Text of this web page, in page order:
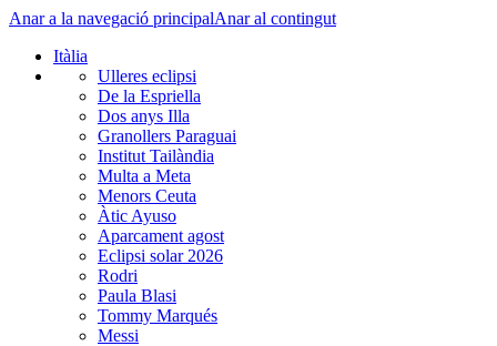
Anar a la navegació principalAnar al contingut
Itàlia
Ulleres eclipsi
De la Espriella
Dos anys Illa
Granollers Paraguai
Institut Tailàndia
Multa a Meta
Menors Ceuta
Àtic Ayuso
Aparcament agost
Eclipsi solar 2026
Rodri
Paula Blasi
Tommy Marqués
Messi